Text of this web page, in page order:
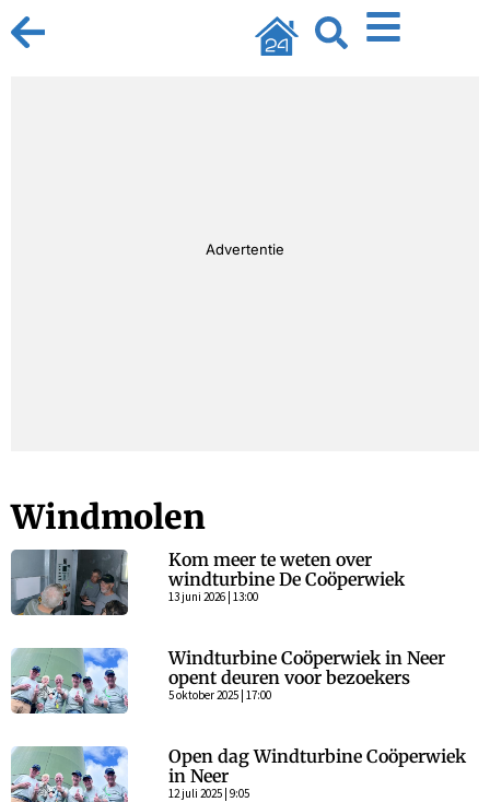
Advertentie
Windmolen
Kom meer te weten over
windturbine De Coöperwiek
13 juni 2026 | 13:00
Windturbine Coöperwiek in Neer
opent deuren voor bezoekers
5 oktober 2025 | 17:00
Open dag Windturbine Coöperwiek
in Neer
12 juli 2025 | 9:05